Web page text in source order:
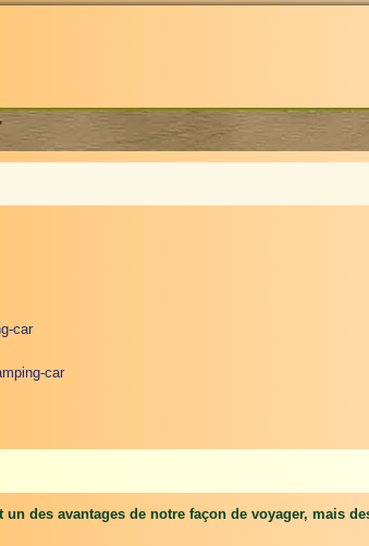
car
car
des avantages de notre façon de voyager, mais